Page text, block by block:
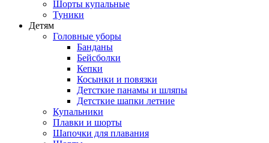
Шорты купальные
Туники
Детям
Головные уборы
Банданы
Бейсболки
Кепки
Косынки и повязки
Детсткие панамы и шляпы
Детсткие шапки летние
Купальники
Плавки и шорты
Шапочки для плавания